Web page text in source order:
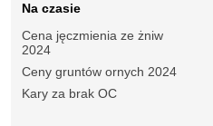
Na czasie
Cena jęczmienia ze żniw
2024
Ceny gruntów ornych 2024
Kary za brak OC